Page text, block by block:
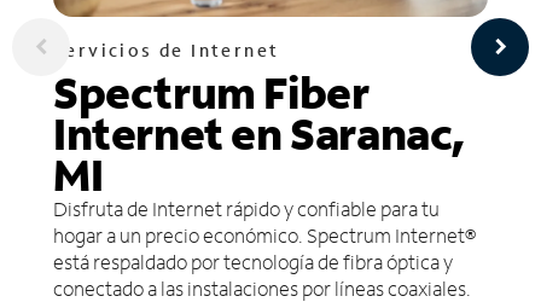
Servicios de Internet
Spectrum Fiber
Internet en Saranac,
MI
Disfruta de Internet rápido y confiable para tu
hogar a un precio económico. Spectrum Internet®
está respaldado por tecnología de fibra óptica y
conectado a las instalaciones por líneas coaxiales.